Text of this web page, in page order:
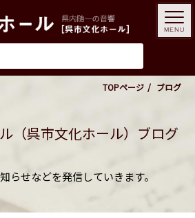
TOPページ ブログ
（呉市文化ホール）ブログ
らせなどを発信していきます。
MENU